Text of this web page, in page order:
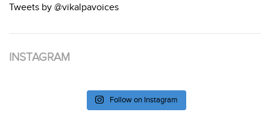
Tweets by @vikalpavoices
INSTAGRAM
Follow on Instagram